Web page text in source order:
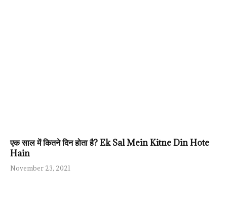
एक साल में कितने दिन होता है? Ek Sal Mein Kitne Din Hote
Hain
November 23, 2021